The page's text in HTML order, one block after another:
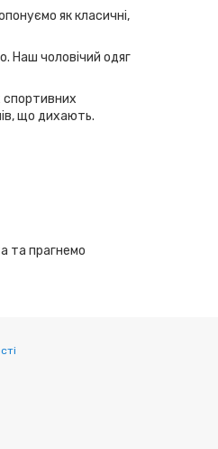
як класичні,
Наш чоловічий одяг
спортивних
що дихають.
та прагнемо